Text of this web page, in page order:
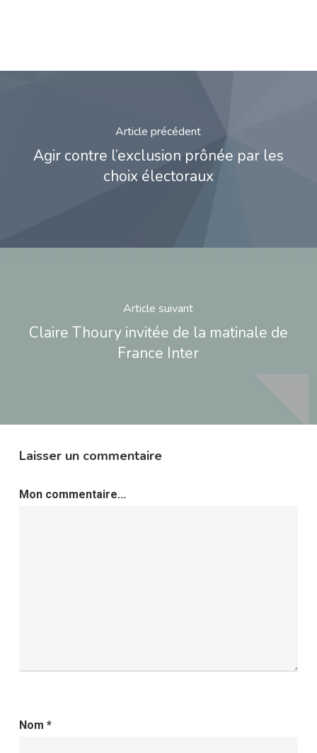
Article précédent
Agir contre l’exclusion prônée par les
choix électoraux
Article suivant
Claire Thoury invitée de la matinale de
France Inter
Laisser un commentaire
Mon commentaire...
Nom *